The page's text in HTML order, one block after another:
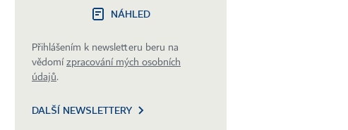
NÁHLED
Přihlášením k newsletteru beru na
vědomí zpracování mých osobních
údajů.
DALŠÍ NEWSLETTERY